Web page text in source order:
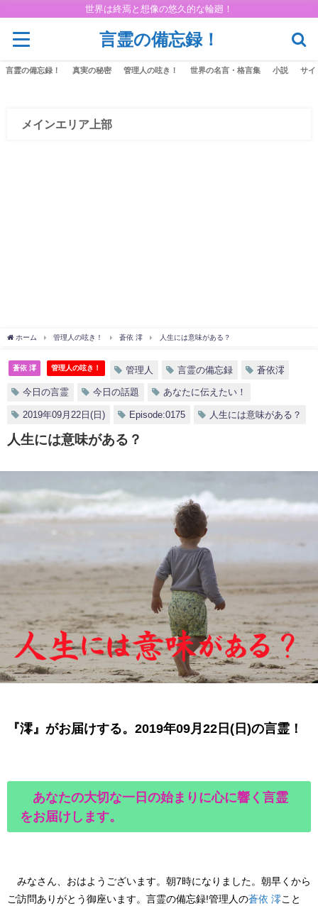
世界は終焉と想像の悠久的な輪廻！
言霊の備忘録！
言霊の備忘録！ 真実の秘密 管理人の呟き！ 世界の名言・格言集 小説 サイ
メインエリア上部
ホーム 管理人の呟き！ 蒼依 澪 人生には意味がある？
蒼依 澪 管理人の呟き！ 管理人 言霊の備忘録 蒼依澪
今日の言霊 今日の話題 あなたに伝えたい！
2019年09月22日(日) Episode:0175 人生には意味がある？
人生には意味がある？
『澪』がお届けする。2019年09月22日(日)の言霊！
あなたの大切な一日の始まりに心に響く言霊
をお届けします。
みなさん、おはようございます。朝7時になりました。朝早くから
ご訪問ありがとう御座います。 言霊の備忘録!管理人 の蒼依 澪 こと